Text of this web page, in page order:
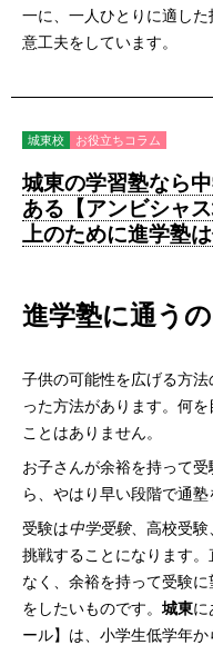
一に、一人ひとりに適し
意工夫をしています。
城東校 お役立ちコラム
城東の学習塾なら
ある【アンビシャ
上のために進学塾
進学塾に通う
子供の可能性を広げる方
った方法があります。何
ことはありません。
お子さんが余裕を持って
ら、やはり早い段階で通
受験は中学受験、高校受験
挑戦することになります
なく、余裕を持って受験
をしたいものです。 城東に
ール】は、小学生低学年か